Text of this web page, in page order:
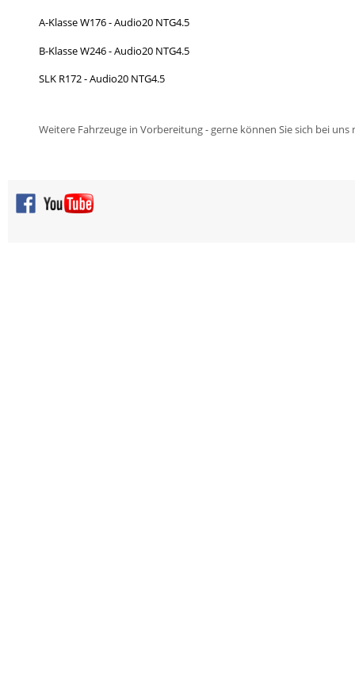
A-Klasse W176 - Audio20 NTG4.5
B-Klasse W246 - Audio20 NTG4.5
SLK R172 - Audio20 NTG4.5
Weitere Fahrzeuge in Vorbereitung - gerne können Sie sich bei uns